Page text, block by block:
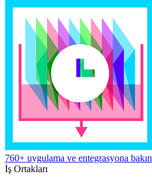
760+ uygulama ve entegrasyona bakın
İş Ortakları